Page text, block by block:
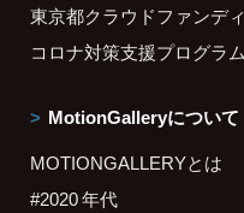
東京都クラウドファンデ
コロナ対策支援プログラ
MotionGalleryについて
MOTIONGALLERYとは
#2020 年代